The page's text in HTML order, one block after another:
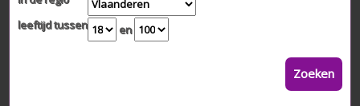
leeftijd tussen
en
Zoeken